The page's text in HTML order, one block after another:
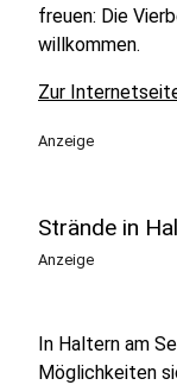
freuen: Die
willkommen.
Zur
Anzeige
Strände in
Anzeige
In Haltern am
Möglichkeiten